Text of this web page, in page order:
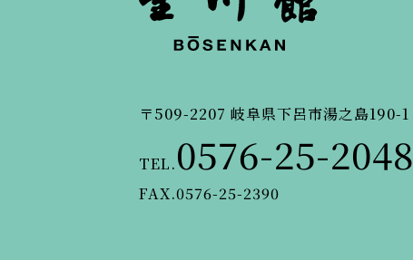
〒509-2207 岐阜県下呂市湯之島190-1
TEL.0576-25-2048
FAX.0576-25-2390